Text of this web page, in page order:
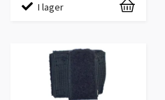
I lager